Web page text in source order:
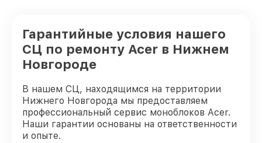
Гарантийные условия нашего
СЦ по ремонту Acer в Нижнем
Новгороде
В нашем СЦ, находящимся на территории
Нижнего Новгорода мы предоставляем
профессиональный сервис моноблоков Acer.
Наши гарантии основаны на ответственности
и опыте.